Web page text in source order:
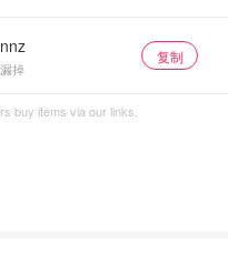
掉
复制
buy items via our links.